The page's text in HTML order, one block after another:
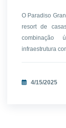
O Paradiso
resort de
combinação
infraestrutura
4/15/2025